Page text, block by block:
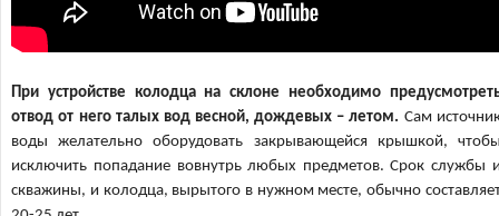
При устройстве колодца на склоне необходимо
отвод от него талых вод весной, дождевых – летом. Сам
воды желательно оборудовать закрывающейся крышкой,
исключить попадание вовнутрь любых предметов. Срок службы
скважины, и колодца, вырытого в нужном месте, обычно